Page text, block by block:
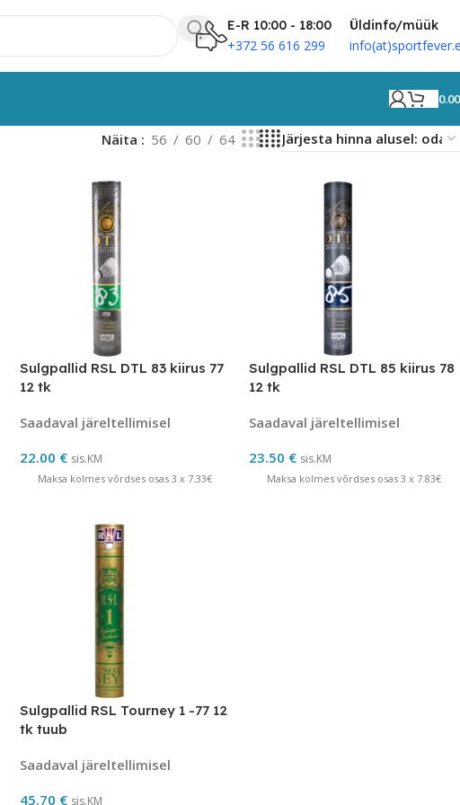
E-R 10:00 - 18:00
+372 56 616 299
Üldinfo/müük
Näita 56 60 64
Sulgpallid RSL DTL 83 kiirus 77
12 tk
Saadaval järeltellimisel
22.00 € sis.KM
Maksa kolmes võrdses osas 3 x 7.33€
Sulgpallid RSL DTL 85 kiirus 78
12 tk
Saadaval järeltellimisel
23.50 € sis.KM
Maksa kolmes võrdses osas 3 x 7.83€
Sulgpallid RSL Tourney 1 -77 12
tk tuub
Saadaval järeltellimisel
45.70 € sis.KM